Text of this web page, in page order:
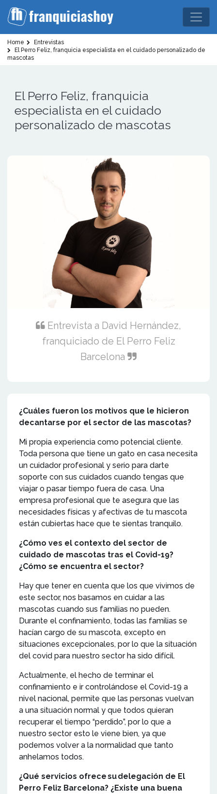
Home
Entrevistas
El Perro Feliz, franquicia especialista en el cuidado personalizado de
mascotas
El Perro Feliz, franquicia
especialista en el cuidado
personalizado de mascotas
Entrevista a David Hernández,
franquiciado de El Perro Feliz
Barcelona
¿Cuáles fueron los motivos que le hicieron
decantarse por el sector de las mascotas?
Mi propia experiencia como potencial cliente.
Toda persona que tiene un gato en casa necesita
un cuidador profesional y serio para darte
soporte con sus cuidados cuando tengas que
viajar o pasar tiempo fuera de casa. Una
empresa profesional que te asegura que las
necesidades físicas y afectivas de tu mascota
están cubiertas hace que te sientas tranquilo.
¿Cómo ves el contexto del sector de
cuidado de mascotas tras el Covid-19?
¿Cómo se encuentra el sector?
Hay que tener en cuenta que los que vivimos de
este sector, nos basamos en cuidar a las
mascotas cuando sus familias no pueden.
Durante el confinamiento, todas las familias se
hacían cargo de su mascota, excepto en
situaciones excepcionales, por lo que la situación
del covid para nuestro sector ha sido difícil.
Actualmente, el hecho de terminar el
confinamiento e ir controlándose el Covid-19 a
nivel nacional, permite que las personas vuelvan
a una situación normal y que todos quieran
recuperar el tiempo “perdido”, por lo que a
nuestro sector esto le viene bien, ya que
podemos volver a la normalidad que tanto
anhelamos todos.
¿Qué servicios ofrece su delegación de El
Perro Feliz Barcelona? ¿Existe una buena